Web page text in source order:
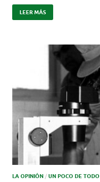
LEER MÁS
LA OPINIÓN / UN POCO DE TODO